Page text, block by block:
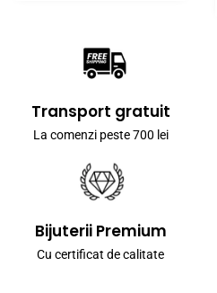
Transport gratuit
La comenzi peste 700 lei
Bijuterii Premium
Cu certificat de calitate